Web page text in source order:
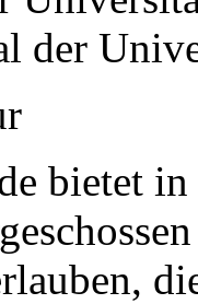
der
bietet in